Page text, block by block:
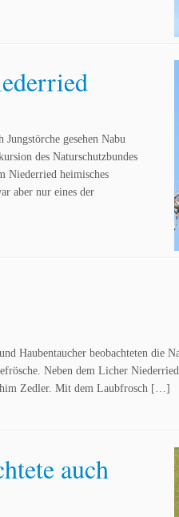
gesehen Nabu
des Naturschutzbundes
Niederried heimisches
aber nur eines der
Haubentaucher beobachteten die
Neben dem Licher
Zedler. Mit dem Laubfrosch […]
auch